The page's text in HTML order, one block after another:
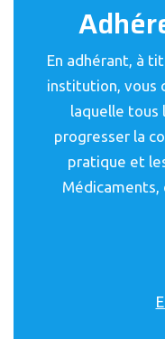
En adhérant, à
institution, vous
laquelle tous
progresser la
pratique et
Médicaments,